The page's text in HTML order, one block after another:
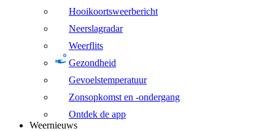
Hooikoortsweerbericht
Neerslagradar
Weerflits
Gezondheid
Gevoelstemperatuur
Zonsopkomst en -ondergang
Ontdek de app
Weernieuws